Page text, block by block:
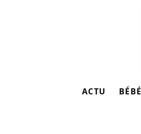
ACTU BÉBÉ